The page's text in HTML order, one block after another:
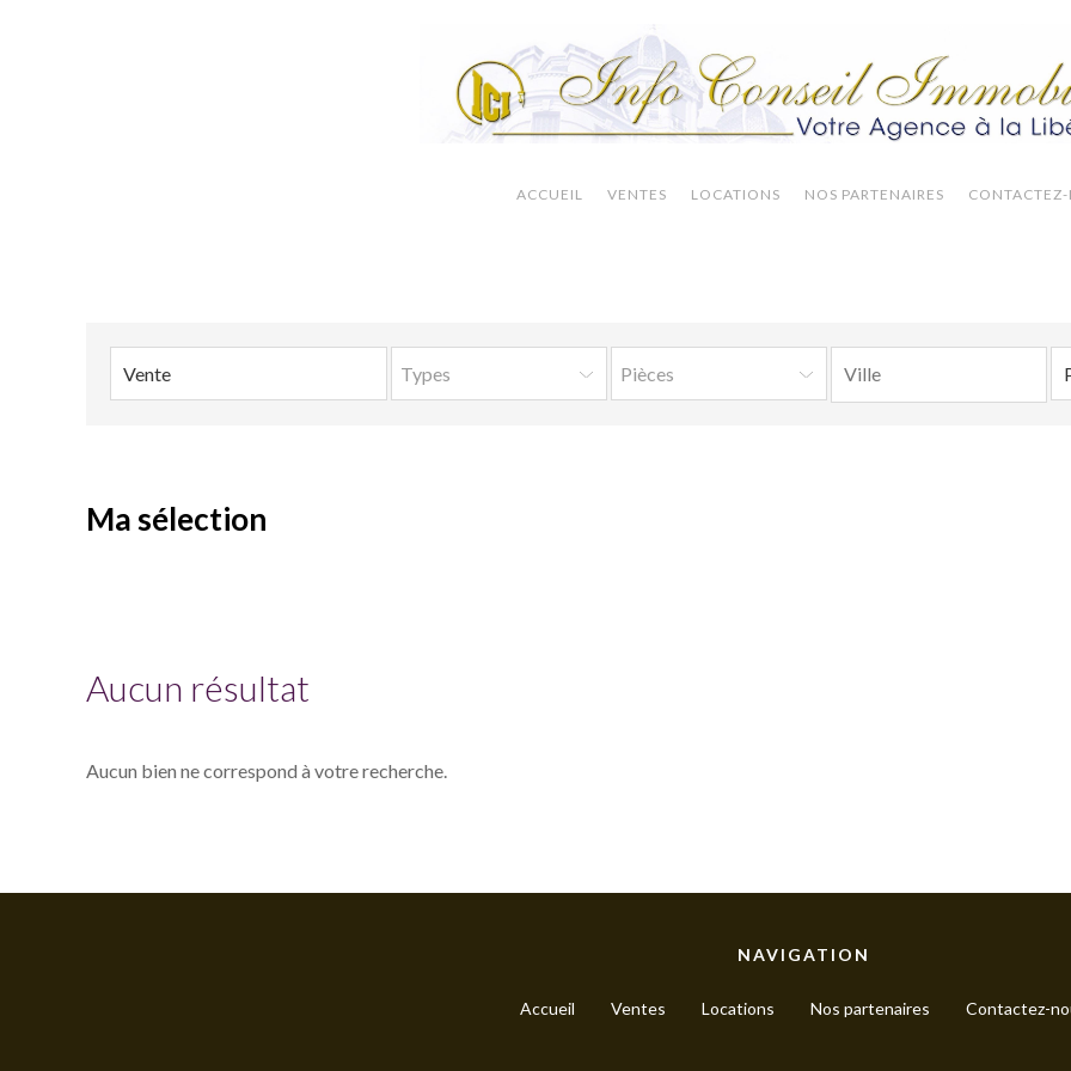
ACCUEIL VENTES LOCATIONS NOS PARTENAIRES
Ma sélection
Aucun résultat
Aucun bien ne correspond à votre recherche.
Types Pièces
NAVIGATION
Accueil Ventes Locations Nos partenaires Contactez-